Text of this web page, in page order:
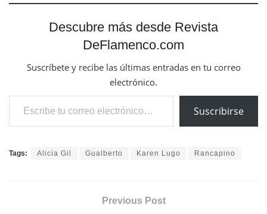
Descubre más desde Revista
DeFlamenco.com
Suscríbete y recibe las últimas entradas en tu correo
electrónico.
Escribe tu correo electrónico…
Suscribirse
Tags: Alicia Gil Gualberto Karen Lugo Rancapino
Previous Post